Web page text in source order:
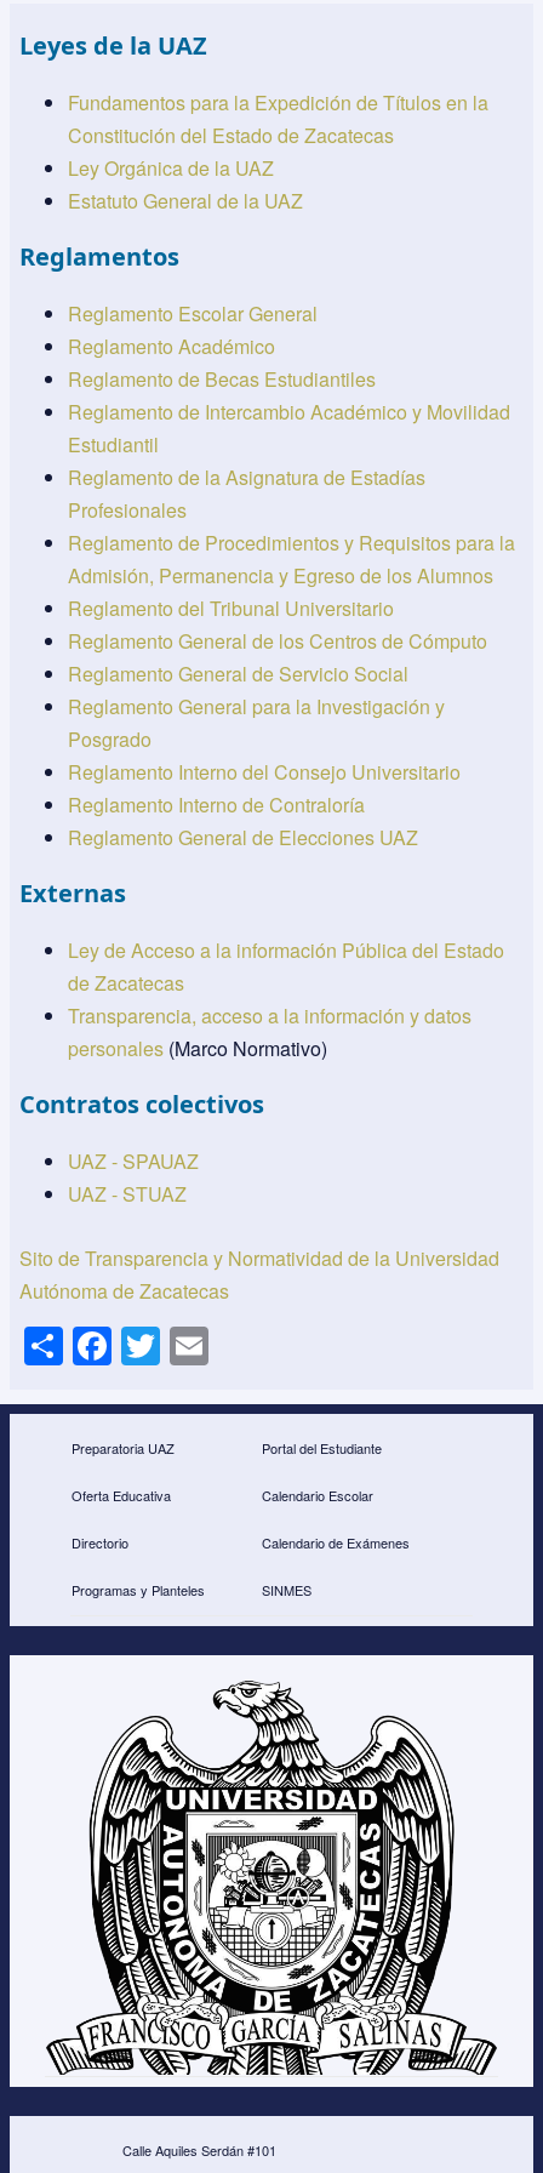
Leyes de la UAZ
Fundamentos para la Expedición de Títulos en la
Constitución del Estado de Zacatecas
Ley Orgánica de la UAZ
Estatuto General de la UAZ
Reglamentos
Reglamento Escolar General
Reglamento Académico
Reglamento de Becas Estudiantiles
Reglamento de Intercambio Académico y Movilidad
Estudiantil
Reglamento de la Asignatura de Estadías
Profesionales
Reglamento de Procedimientos y Requisitos para la
Admisión, Permanencia y Egreso de los Alumnos
Reglamento del Tribunal Universitario
Reglamento General de los Centros de Cómputo
Reglamento General de Servicio Social
Reglamento General para la Investigación y
Posgrado
Reglamento Interno del Consejo Universitario
Reglamento Interno de Contraloría
Reglamento General de Elecciones UAZ
Externas
Ley de Acceso a la información Pública del Estado
de Zacatecas
Transparencia, acceso a la información y datos
personales (Marco Normativo)
Contratos colectivos
UAZ - SPAUAZ
UAZ - STUAZ
Sito de Transparencia y Normatividad de la Universidad
Autónoma de Zacatecas
S
h
ar
e
F
a
c
e
b
o
k
T
wi
tt
er
ail
Preparatoria UAZ
Oferta Educativa
Directorio
Programas y Planteles
Portal del Estudiante
Calendario Escolar
Calendario de Exámenes
SINMES
Calle Aquiles Serdán #101